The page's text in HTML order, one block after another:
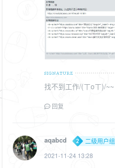
找不到工作/(ㄒoㄒ)/~~
回复
aqabcd
二级用户组
2021-11-24 13:28